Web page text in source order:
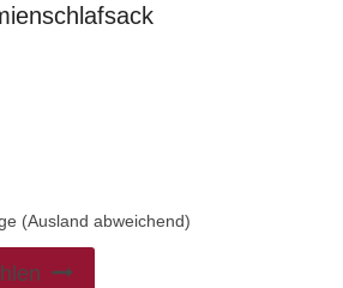
(Ausland abweichend)